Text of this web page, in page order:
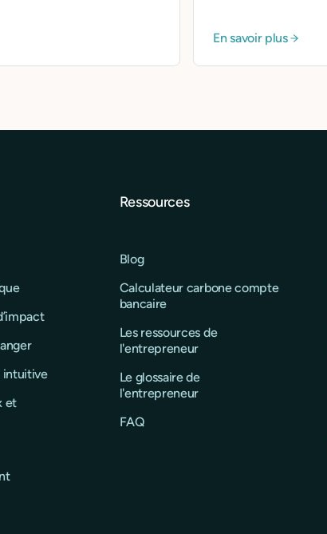
En savoir plus
intuitive
et
Ressources
Blog
Calculateur carbone compte
bancaire
Les ressources de
l'entrepreneur
Le glossaire de
l'entrepreneur
FAQ